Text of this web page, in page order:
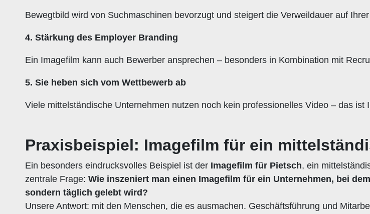
Bewegtbild wird von Suchmaschinen bevorzugt und steigert die Verweildauer auf
4. Stärkung des Employer Branding
Ein Imagefilm kann auch Bewerber ansprechen – besonders in Kombination mit
5. Sie heben sich vom Wettbewerb ab
Viele mittelständische Unternehmen nutzen noch kein professionelles Video – das ist
Praxisbeispiel: Imagefilm für ein
Ein besonders eindrucksvolles Beispiel ist der Imagefilm für Pietsch, ein
zentrale Frage: Wie inszeniert man einen Imagefilm für ein Unternehmen, bei
sondern täglich gelebt wird?
Unsere Antwort: mit den Menschen, die es ausmachen. Geschäftsführung und